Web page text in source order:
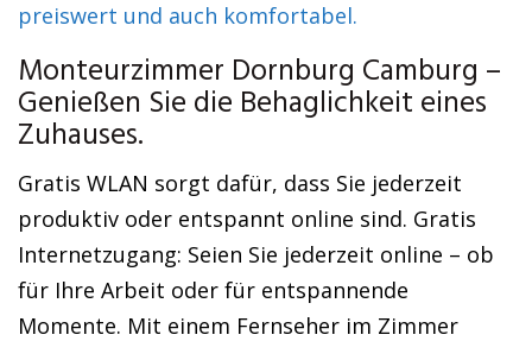
preiswert und auch komfortabel.
Monteurzimmer Dornburg Camburg –
Genießen Sie die Behaglichkeit eines
Zuhauses.
Gratis WLAN sorgt dafür, dass Sie jederzeit
produktiv oder entspannt online sind. Gratis
Internetzugang: Seien Sie jederzeit online – ob
für Ihre Arbeit oder für entspannende
Momente. Mit einem Fernseher im Zimmer